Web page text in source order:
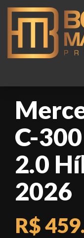
C-
2.0
2026
R$